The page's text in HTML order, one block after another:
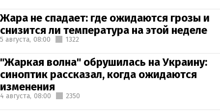
Жара не спадает: где ожидаются грозы и
снизится ли температура на этой неделе
5 августа, 08:00 1322
"Жаркая волна" обрушилась на Украину:
синоптик рассказал, когда ожидаются
изменения
4 августа, 08:00 2350